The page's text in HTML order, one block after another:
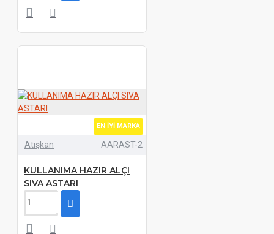
EN İYI MARKA
Atışkan AARAST-2
KULLANIMA HAZIR ALÇI
SIVA ASTARI